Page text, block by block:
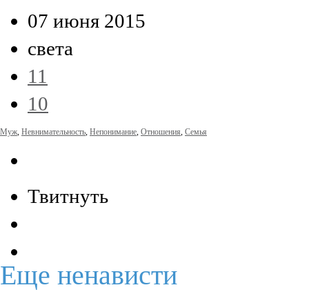
07 июня 2015
света
11
10
Муж, Невнимательность, Непонимание, Отношения, Семья
Твитнуть
Еще ненависти